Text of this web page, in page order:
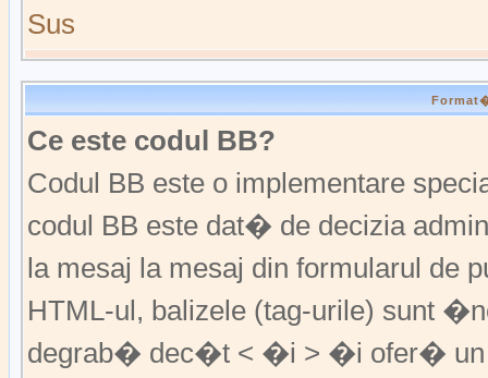
Sus
Ce este codul BB?
Codul BB este o implementare
codul BB este dat� de decizia
la mesaj la mesaj din formularul de
HTML-ul, balizele (tag-urile) sunt
degrab� dec�t < �i > �i ofer� un